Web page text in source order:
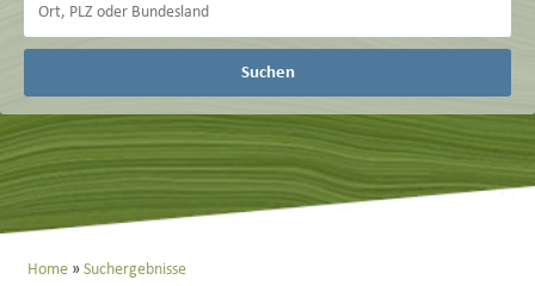
Suchen
Home Suchergebnisse